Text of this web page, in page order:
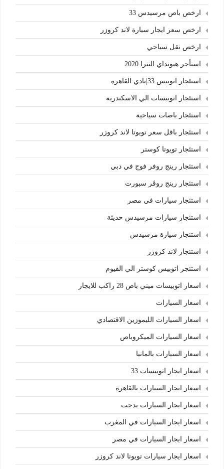
ارخص باص مرسيدس 33
ارخص سعر ايجار سيارة لاند كروزر
ارخص نقل سياحي
استأجر هيونداي النترا 2020
استئجار اتوبيس 33|نادي القاهرة
استئجار اتوبيسات الي الاسكندرية
استئجار باصات سياحية
استئجار باقل سعر تويوتا لاند كروزر
استئجار تويوتا كوستر
استئجار رينج روفر فوج في دبي
استئجار رينج روڤر سبورت
استئجار سيارات في مصر
استئجار سيارات مرسيدس حديثة
استئجار سيارة مرسيدس
استئجار لاند كروزر
استئجر اتوبيس كوستر الي الفيوم
اسعار اتوبيسات ميني باص 28 راكب للايجار
اسعار السيارات
اسعار السيارات الليموزين الاقتصادي
اسعار السيارات الميكروباص
اسعار السيارات بالمانيا
اسعار ايجار اتوبيسات 33
اسعار ايجار السيارات بالقاهرة
اسعار ايجار السيارات بدجت
اسعار ايجار السيارات في المغرب
اسعار ايجار السيارات في مصر
اسعار ايجار سيارات تويوتا لاند كروزر